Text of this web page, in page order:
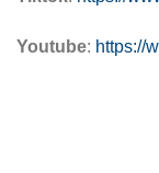
Youtube: https://